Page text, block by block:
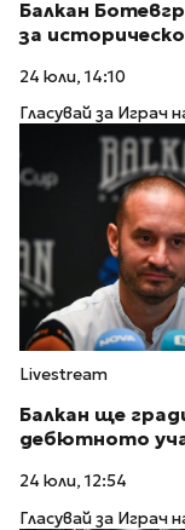
Балкан
за
24 юли, 14:10
Гласувай за
Livestream
Балкан ще
дебютното
24 юли, 12:54
Гласувай за